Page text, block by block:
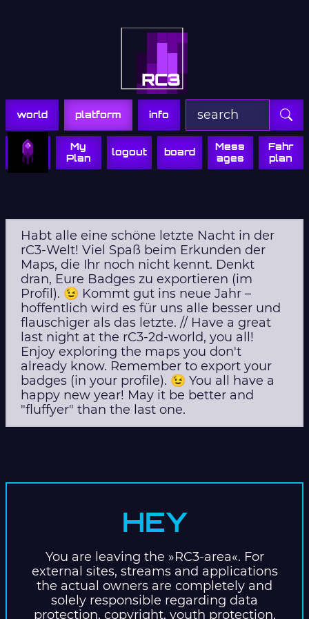
world platform info
My
Plan
logout board
Mess
ages
Fahr
plan
Habt alle eine schöne letzte Nacht in der
rC3-Welt! Viel Spaß beim Erkunden der
Maps, die Ihr noch nicht kennt. Denkt
dran, Eure Badges zu exportieren (im
Profil). 😉 Kommt gut ins neue Jahr –
hoffentlich wird es für uns alle besser und
flauschiger als das letzte. // Have a great
last night at the rC3-2d-world, you all!
Enjoy exploring the maps you don't
already know. Remember to export your
badges (in your profile). 😉 You all have a
happy new year! May it be better and
"fluffyer" than the last one.
HEY
You are leaving the »RC3-area«. For
external sites, streams and applications
the actual owners are completely and
solely responsible regarding data
protection, copyright, youth protection,